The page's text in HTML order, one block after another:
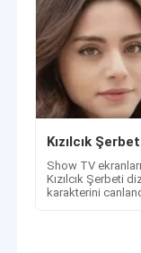
Kızılcık
Show TV
Kızılcık Şerbeti
karakterini